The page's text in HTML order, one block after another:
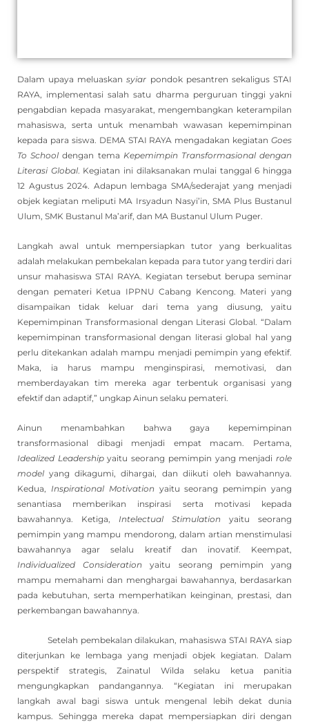
Dalam upaya meluaskansyiar pondok pesantren sekaligus STAI
RAYA, implementasi salah satu dharma perguruan tinggi yakni
pengabdian kepada masyarakat, mengembangkan keterampilan
mahasiswa, serta untuk menambah wawasan kepemimpinan
kepada para siswa. DEMA STAI RAYA mengadakan kegiatan Goes
To School dengan tema Kepemimpin Transformasional dengan
Literasi Global. Kegiatan ini dilaksanakan mulai tanggal 6 hingga
12 Agustus 2024. Adapun lembaga SMA/sederajat yang menjadi
objek kegiatan meliputi MA Irsyadun Nasyi’in, SMA Plus Bustanul
Ulum, SMK Bustanul Ma’arif, dan MA Bustanul Ulum Puger.
Langkah awal untuk mempersiapkan tutor yang berkualitas
adalah melakukan pembekalan kepada para tutor yang terdiri dari
unsur mahasiswa STAI RAYA. Kegiatan tersebut berupa seminar
dengan pemateri Ketua IPPNU Cabang Kencong. Materi yang
disampaikan tidak keluar dari tema yang diusung, yaitu
Kepemimpinan Transformasional dengan Literasi Global. “Dalam
kepemimpinan transformasional dengan literasi global hal yang
perlu ditekankan adalah mampu menjadi pemimpin yang efektif.
Maka, ia harus mampu menginspirasi, memotivasi, dan
memberdayakan tim mereka agar terbentuk organisasi yang
efektif dan adaptif,” ungkap Ainun selaku pemateri.
Ainun menambahkan bahwa gaya kepemimpinan
transformasional dibagi menjadi empat macam. Pertama,
Idealized Leadershipyaitu seorang pemimpin yang menjadirole
model yang dikagumi, dihargai, dan diikuti oleh bawahannya.
Kedua, Inspirational Motivation yaitu seorang pemimpin yang
senantiasa memberikan inspirasi serta motivasi kepada
bawahannya. Ketiga, Intelectual Stimulation yaitu seorang
pemimpin yang mampu mendorong, dalam artian menstimulasi
bawahannya agar selalu kreatif dan inovatif. Keempat,
Individualized Consideration yaitu seorang pemimpin yang
mampu memahami dan menghargai bawahannya, berdasarkan
pada kebutuhan, serta memperhatikan keinginan, prestasi, dan
perkembangan bawahannya.
Setelah pembekalan dilakukan, mahasiswa STAI RAYA siap
diterjunkan ke lembaga yang menjadi objek kegiatan. Dalam
perspektif strategis, Zainatul Wilda selaku ketua panitia
mengungkapkan pandangannya. “Kegiatan ini merupakan
langkah awal bagi siswa untuk mengenal lebih dekat dunia
kampus. Sehingga mereka dapat mempersiapkan diri dengan